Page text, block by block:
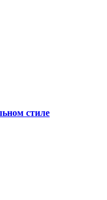
стиле